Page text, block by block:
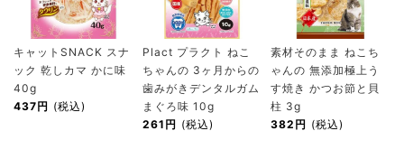
キャットSNACK スナ
ック 乾しカマ かに味
40g
437円 (税込)
Plact プラクト ねこ
ちゃんの 3ヶ月からの
歯みがきデンタルガム
まぐろ味 10g
261円 (税込)
素材そのまま ねこち
ゃんの 無添加極上う
す焼き かつお節と貝
柱 3g
382円 (税込)